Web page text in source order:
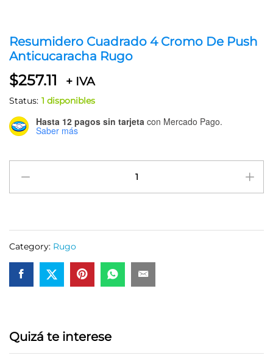
Resumidero Cuadrado 4 Cromo De Push
Anticucaracha Rugo
$257.11 + IVA
Status: 1 disponibles
Hasta 12 pagos sin tarjeta con Mercado Pago.
Saber más
Cuadrado
4
Push
Anticucaracha
Rugo
quantity
Category: Rugo
Quizá te interese